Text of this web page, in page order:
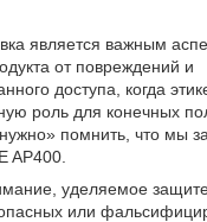
является важным
от повреждений и
доступа, когда
роль для конечных
помнить, что мы
AP400.
уделяемое
или